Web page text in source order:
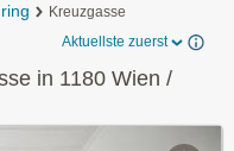
Kreuzgasse
Aktuellste zuerst
in 1180 Wien /